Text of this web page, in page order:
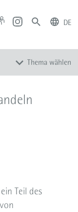
Anfahrt
DE
Thema wählen
Teil des